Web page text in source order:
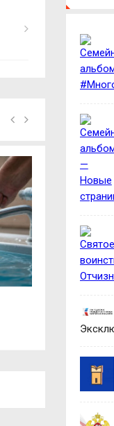
Рекорд
более 1,1 млн...